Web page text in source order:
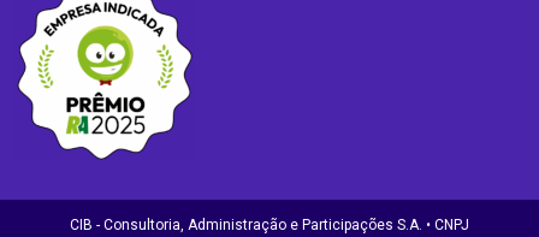
CIB - Consultoria, Administração e Participações S.A. • CNPJ